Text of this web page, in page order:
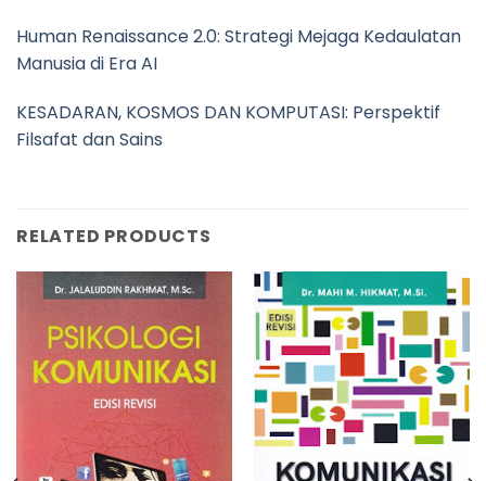
Human Renaissance 2.0: Strategi Mejaga Kedaulatan
Manusia di Era AI
KESADARAN, KOSMOS DAN KOMPUTASI: Perspektif
Filsafat dan Sains
RELATED PRODUCTS